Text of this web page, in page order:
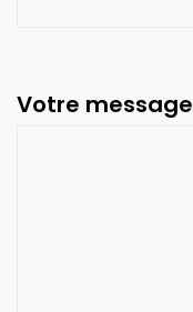
Votre message